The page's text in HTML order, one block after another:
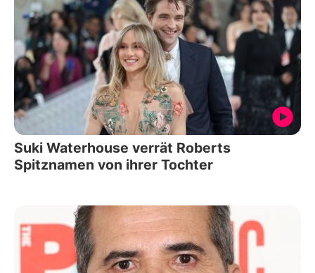
Suki Waterhouse verrät Roberts
Spitznamen von ihrer Tochter